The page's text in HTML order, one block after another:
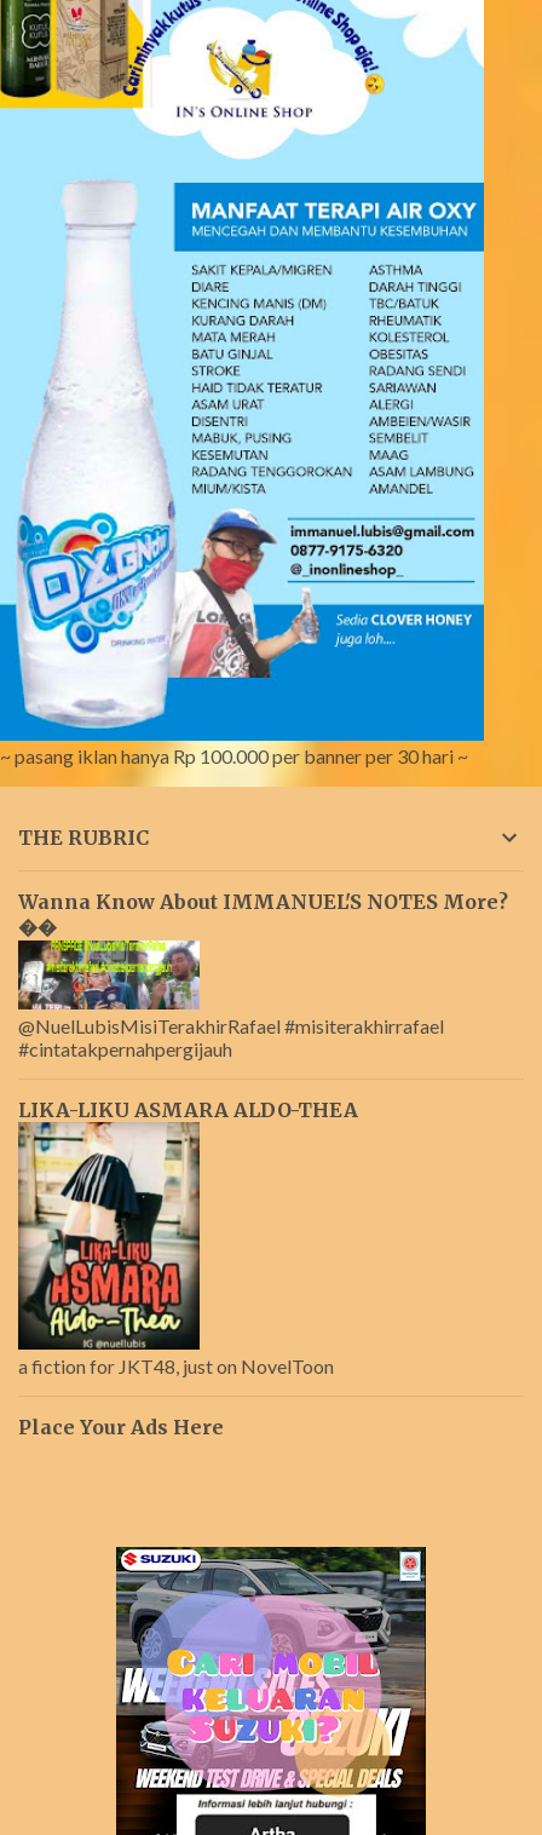
~ pasang iklan hanya Rp 100.000 per banner per 30 hari ~
THE RUBRIC
Wanna Know About IMMANUEL'S NOTES More?
��
@NuelLubisMisiTerakhirRafael #misiterakhirrafael
#cintatakpernahpergijauh
LIKA-LIKU ASMARA ALDO-THEA
a fiction for JKT48, just on NovelToon
Place Your Ads Here